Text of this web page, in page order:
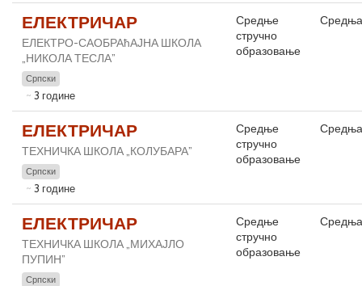
ЕЛЕКТРИЧАР
ЕЛЕКТРО-САОБРАћАЈНА ШКОЛА
„НИКОЛА ТЕСЛА”
Српски
3 године
Средње
стручно
образовање
ЕЛЕКТРИЧАР
ТЕХНИЧКА ШКОЛА „КОЛУБАРА”
Српски
3 године
Средње
стручно
образовање
ЕЛЕКТРИЧАР
ТЕХНИЧКА ШКОЛА „МИХАЈЛО
ПУПИН”
Српски
Средње
стручно
образовање